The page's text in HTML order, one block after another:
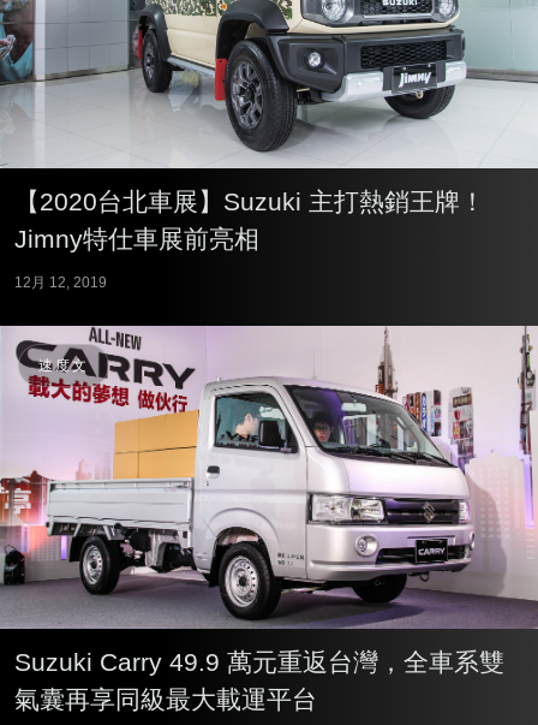
【2020台北車展】Suzuki 主打熱銷王牌！
Jimny特仕車展前亮相
12月 12, 2019
速度文
Suzuki Carry 49.9 萬元重返台灣，全車系雙
氣囊再享同級最大載運平台